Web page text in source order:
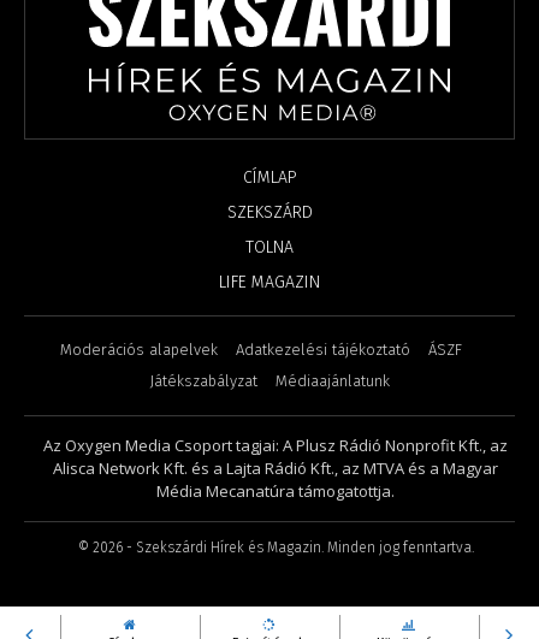
CÍMLAP
SZEKSZÁRD
TOLNA
LIFE MAGAZIN
Moderációs alapelvek Adatkezelési tájékoztató
ÁSZF
Játékszabályzat
Médiaajánlatunk
Az Oxygen Media Csoport tagjai: A Plusz Rádió Nonprofit Kft., az
Alisca Network Kft. és a Lajta Rádió Kft., az MTVA és a Magyar
Média Mecanatúra támogatottja.
© 2026- Szekszárdi Hírek és Magazin. Minden jog fenntartva.